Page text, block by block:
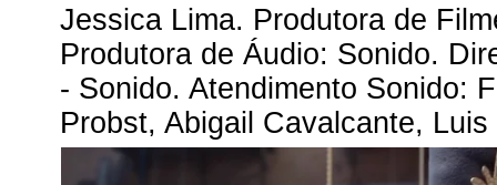
Jessica Lima. Produtora de
Produtora de Áudio: Sonido.
- Sonido. Atendimento Sonido:
Probst, Abigail Cavalcante,